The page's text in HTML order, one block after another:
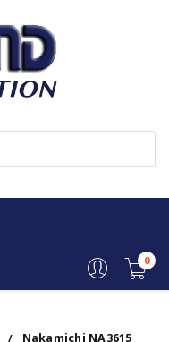
0
/
Nakamichi NA3615